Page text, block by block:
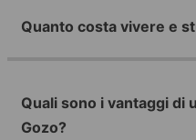
Quanto costa vivere e
Quali sono i vantaggi di
Gozo?